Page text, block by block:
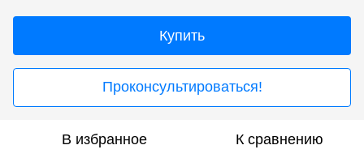
Купить
Проконсультироваться!
В избранное К сравнению